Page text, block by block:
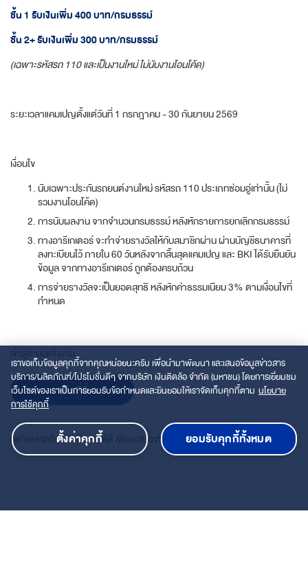
ชั้น 1 รับเงินเพิ่ม400 บาท/กรมธรรม์
ชั้น 2+รับเงินเพิ่ม300 บาท/กรมธรรม์
(เฉพาะรหัสรถ 110 และเป็นงานใหม่ ไม่นับงานโอนโค้ด)
ระยะเวลาแคมเปญตั้งแต่วันที่ 1 กรกฎาคม - 30 กันยายน 2569
เงื่อนไข
นับเฉพาะประกันรถยนต์งานใหม่ รหัสรถ 110 ประเภทซ่อมอู่เท่านั้น (ไม่
รวมงานโอนโค้ด)
การนับผลงาน จากจำนวนกรมธรรม์ หลังหักรายการยกเลิกกรมธรรม์
ทางอารีเกเตอร์ จะทำจ่ายรางวัลให้กับสมาชิกผ่าน ผ่านบัญชีธนาคารที่
ลงทะเบียนไว้ ภายใน 60 วันหลังจากสิ้นสุดแคมเปญ และ BKI ได้รับยืนยัน
ข้อมูล จากทางอารีเกเตอร์ ถูกต้องครบถ้วน
การจ่ายรางวัลจะเป็นยอดสุทธิ หลังหักค่าธรรมเนียม 3% ตามเงื่อนไขที่
กำหนด
คลิกที่นี่
อย่าพลาดโอกาสเพิ่มรายได้ เพียงเสนอขายผ่านระบบอารีเกเตอร์
เราขอเก็บข้อมูลคุกกี้จากคุณหน่อยนะครับ เพื่อนำมาพัฒนา และเสนอข้อมูลข่าวสาร
บริการ/ผลิตภัณฑ์/โปรโมชั่นดีๆ จากบริษัท เงินติดล้อ จำกัด (มหาชน) โดยการเยี่ยมชม
เว็บไซต์ของเราเป็นการยอมรับข้อกำหนดและยินยอมให้เราจัดเก็บคุกกี้ตาม นโยบาย
การใช้คุกกี้
ตั้งค่าคุกกี้ ยอมรับคุกกี้ทั้งหมด